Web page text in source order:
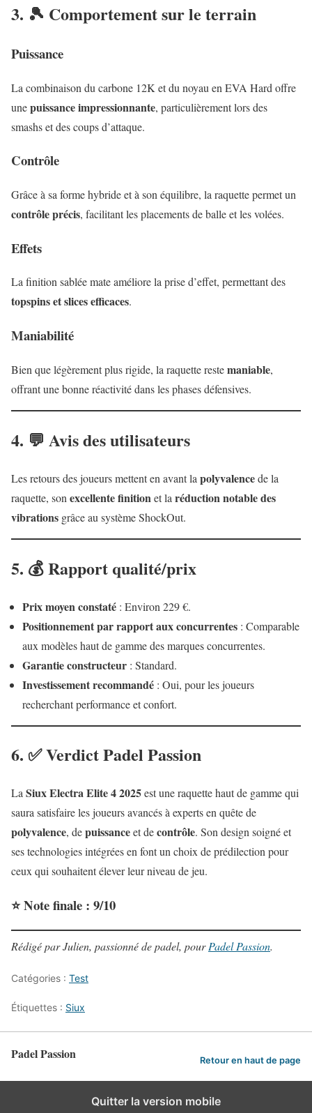
3. 🎾 Comportement sur le terrain
Puissance
La combinaison du carbone 12K et du noyau en EVA Hard offre
unepuissance impressionnante, particulièrement lors des
smashs et des coups d’attaque.
Contrôle
Grâce à sa forme hybride et à son équilibre, la raquette permet un
contrôle précis, facilitant les placements de balle et les volées.
Effets
La finition sablée mate améliore la prise d’effet, permettant des
topspins et slices efficaces.
Maniabilité
Bien que légèrement plus rigide, la raquette restemaniable,
offrant une bonne réactivité dans les phases défensives.
4. 💬 Avis des utilisateurs
Les retours des joueurs mettent en avant la polyvalencede la
raquette, son excellente finitionet la réduction notable des
vibrations grâce au système ShockOut.
5. 💰 Rapport qualité/prix
Prix moyen constaté : Environ 229 €.
Positionnement par rapport aux concurrentes : Comparable
aux modèles haut de gamme des marques concurrentes.
Garantie constructeur : Standard.
Investissement recommandé : Oui, pour les joueurs
recherchant performance et confort.
6. ✅ Verdict Padel Passion
LaSiux Electra Elite 4 2025est une raquette haut de gamme qui
saura satisfaire les joueurs avancés à experts en quête de
polyvalence, depuissanceet decontrôle. Son design soigné et
ses technologies intégrées en font un choix de prédilection pour
ceux qui souhaitent élever leur niveau de jeu.
⭐ Note finale : 9/10
Rédigé par Julien, passionné de padel, pourPadel Passion.
Catégories : Test
Étiquettes : Siux
Padel Passion Retour en haut de page
Quitter la version mobile